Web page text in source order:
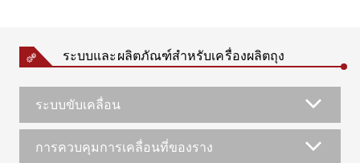
ระบบและผลิตภัณฑ์สำหรับเครื่องผลิตถุง
ระบบขับเคลื่อน
การควบคุมการเคลื่อนที่ของราง